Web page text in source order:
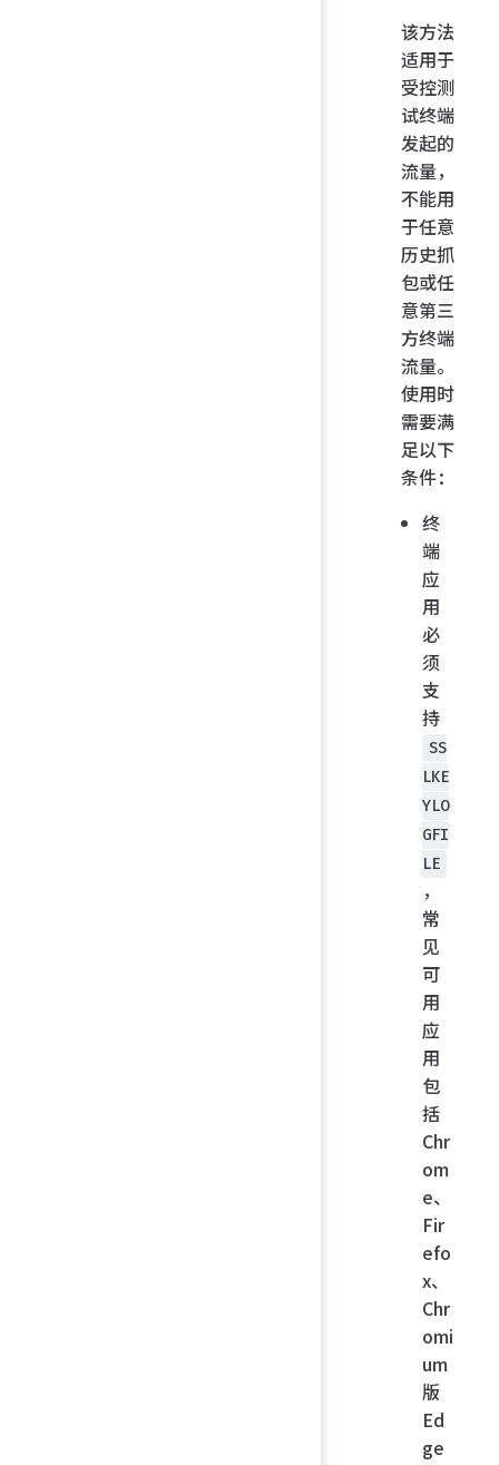
该方法
适用于
受控测
试终端
发起的
流量，
不能用
于任意
历史抓
包或任
意第三
方终端
流量。
使用时
需要满
足以下
条件：
终
端
应
用
必
须
支
持
SS
LKE
YLO
GFI
LE
，
常
见
可
用
应
用
包
括
Chr
om
e、
Fir
efo
x、
Chr
omi
um
版
Ed
ge